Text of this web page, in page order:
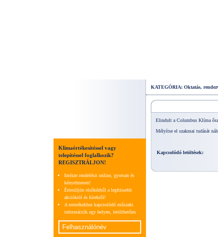
Klímaértékesítéssel vagy
telepítéssel foglalkozik?
REGISZTRÁLJON!
Intézze rendelésit online, gyorsan és
kényelmesen!
Értesüljön elsőkézből a legfrissebb
akciókról és hírekről!
A termékekhez kapcsolódó műszaki
információk egy helyen, letölthetően
KATEGÓRIA: Oktatás,
Elindult a Columbus Klíma
Mélyítse el szakmai tudását
Kapcsolódó letöltések: